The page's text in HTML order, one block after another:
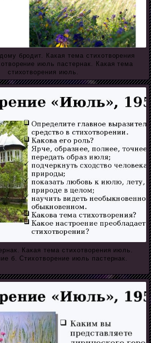
бродит. Какая тема стихотворения
июль пастернак. Какая тема
стихотворения июль.
Какая тема стихотворения июль.
б. Стихотворение июль пастернак.